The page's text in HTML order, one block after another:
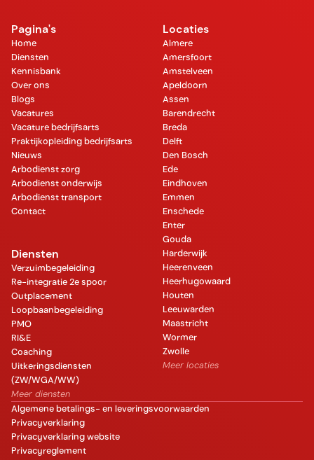
Pagina's
Home
Diensten
Kennisbank
Over ons
Blogs
Vacatures
Vacature bedrijfsarts
Praktijkopleiding bedrijfsarts
Nieuws
Arbodienst zorg
Arbodienst onderwijs
Arbodienst transport
Contact
Diensten
Verzuimbegeleiding
Re-integratie 2e spoor
Outplacement
Loopbaanbegeleiding
PMO
RI&E
Coaching
Uitkeringsdiensten
(ZW/WGA/WW)
Meer diensten
Locaties
Almere
Amersfoort
Amstelveen
Apeldoorn
Assen
Barendrecht
Breda
Delft
Den Bosch
Ede
Eindhoven
Emmen
Enschede
Enter
Gouda
Harderwijk
Heerenveen
Heerhugowaard
Houten
Leeuwarden
Maastricht
Wormer
Zwolle
Meer locaties
Algemene betalings- en leveringsvoorwaarden
Privacyverklaring
Privacyverklaring website
Privacyreglement